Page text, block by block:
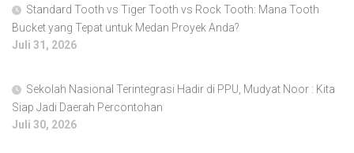
Standard Tooth vs Tiger Tooth vs Rock Tooth: Mana Tooth
Bucket yang Tepat untuk Medan Proyek Anda?
Juli 31, 2026
Sekolah Nasional Terintegrasi Hadir di PPU, Mudyat Noor : Kita
Siap Jadi Daerah Percontohan
Juli 30, 2026